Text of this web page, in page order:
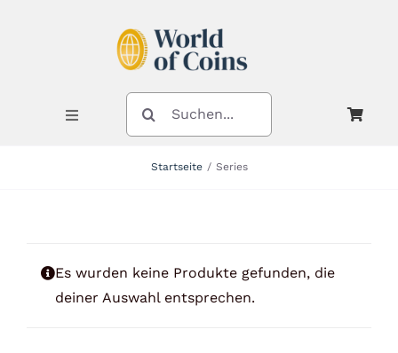
Toggle
Navigation
SUCHE
NACH:
Startseite Series
Es wurden keine Produkte gefunden, die
deiner Auswahl entsprechen.